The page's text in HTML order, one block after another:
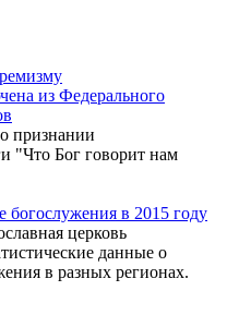
из Федерального
признании
"Что Бог говорит нам
в 2015 году
церковь
данные о
в разных регионах.